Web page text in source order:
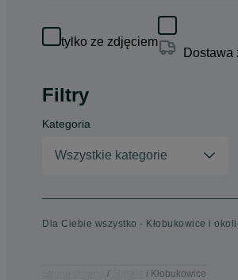
tylko ze zdjęciem
Dostawa
Filtry
Kategoria
Wszystkie kategorie
Dla Ciebie wszystko - Kłobukowice i
Kłobukowice